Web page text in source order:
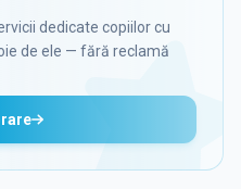
dedicate copiilor cu
de ele — fără reclamă